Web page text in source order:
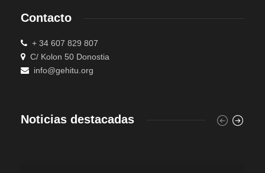
Contacto
+ 34 607 829 807
C/ Kolon 50 Donostia
info@gehitu.org
Noticias destacadas